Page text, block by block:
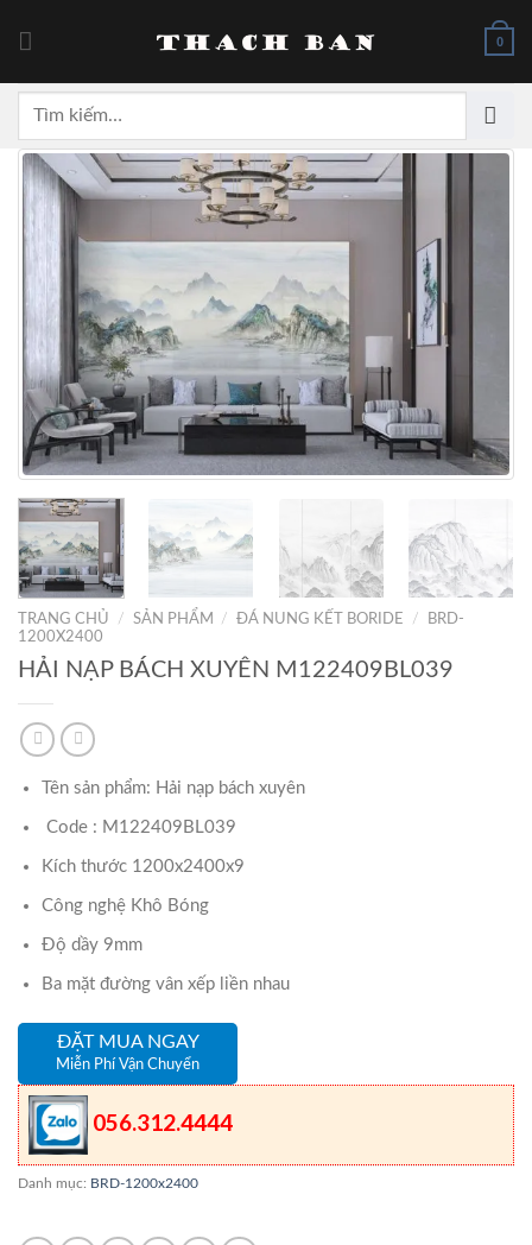
0
kiếm:
TRANG CHỦ / SẢN PHẨM / ĐÁ NUNG KẾT BORIDE /
BRD-
1200X2400
HẢI NẠP BÁCH XUYÊN M122409BL039
Tên sản phẩm: Hải nạp bách xuyên
Code : M122409BL039
Kích thước 1200x2400x9
Công nghệ Khô Bóng
Độ dầy 9mm
Ba mặt đường vân xếp liền nhau
ĐẶT MUA NGAY
Miễn Phí Vận Chuyển
056.312.4444
Danh mục: BRD-1200x2400